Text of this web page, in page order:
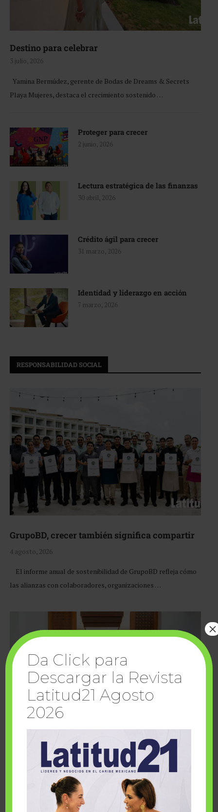
Destino para celebrar
3 julio, 2026
Yamina Bermúdez, gerente de Bodas de Dreams & Secrets
Playa Mujeres, destaca el crecimiento sostenido …
Proteger para crecer
2 junio, 2026
Lectura estratégica de las finanzas
30 abril, 2026
Crédito ágil para crecer
31 marzo, 2026
Identidad y liderazgo en acción
7 marzo, 2026
RESPONSABILIDAD SOCIAL
GrupoBD, crecer también significa compartir
4 agosto, 2026
El informe anual de sostenibilidad de GrupoBD refleja cómo
las alianzas con colaboradores, organizaciones …
Cuando la solidaridad inspira; cumplen
sueños Fairmont Mayakoba y Make-A-Wish
Da Click para
Descargar la Revista
Latitud21 Agosto
2026
×